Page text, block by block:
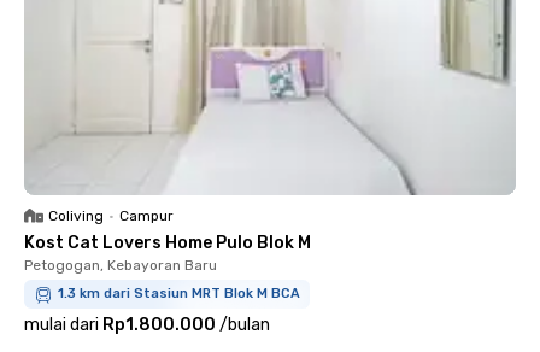
Coliving • Campur
Kost Cat Lovers Home Pulo Blok M
Petogogan, Kebayoran Baru
1.3 km dari Stasiun MRT Blok M BCA
mulai dari Rp1.800.000 /bulan